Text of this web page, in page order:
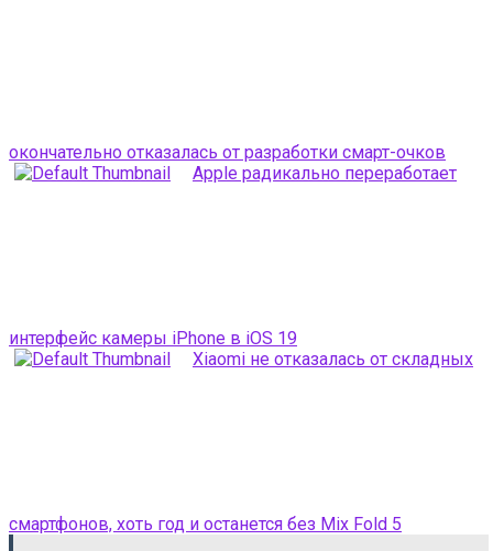
окончательно отказалась от разработки смарт-очков
Apple радикально переработает
интерфейс камеры iPhone в iOS 19
Xiaomi не отказалась от складных
смартфонов, хоть год и останется без Mix Fold 5